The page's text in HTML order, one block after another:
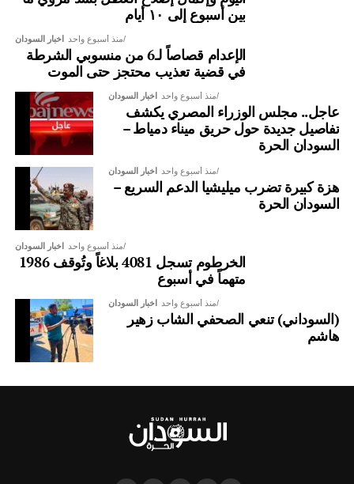
بين أسبوع إلى ١٠ أيام
اخبار السودان منذ أسبوع واحد
الإعدام قصاصاً لـ6 من منسوبي الشرطة
في قضية تعذيب محتجز حتى الموت
اخبار السودان منذ أسبوع واحد
عاجل.. مجلس الوزراء المصري يكشف
تفاصيل جديدة حول حريق ميناء دمياط –
السودان الحرة
اخبار السودان منذ أسبوع واحد
هزة كبيرة تضرب ميليشيا الدعم السريع –
السودان الحرة
اخبار السودان منذ أسبوع واحد
الخرطوم تسجل 4081 بلاغاً وتُوقف 1986
متهماً في أسبوع
اخبار السودان منذ أسبوع واحد
(السوداني) تنعي الصحفي الشاب زهير
هاشم